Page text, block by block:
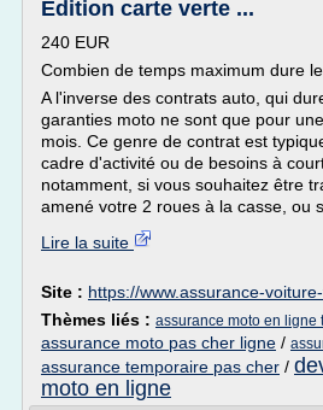
Edition carte verte ...
240 EUR
Combien de temps maximum dure
A l'inverse des contrats auto, qui
garanties moto ne sont que pour
mois. Ce genre de contrat est
cadre d'activité ou de besoins à
notamment, si vous souhaitez être
amené votre 2 roues à la casse, ou
Lire la suite
Site : https://www.assurance-
Thèmes liés : assurance moto en ligne
assurance moto pas cher ligne /
assurance temporaire pas cher /
moto en ligne